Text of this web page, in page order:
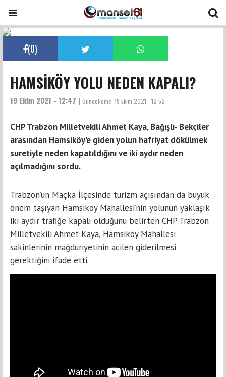
(0)
HAMSİKÖY YOLU NEDEN KAPALI?
19 Ekim 2021 - 12:47 | Güncelleme: 19 Ekim 2021 - 12:52
CHP Trabzon Milletvekili Ahmet Kaya, Bağışlı- Bekçiler
arasından Hamsiköy'e giden yolun hafriyat dökülmek
suretiyle neden kapatıldığını ve iki aydır neden
açılmadığını sordu.
Trabzon’un Maçka İlçesinde turizm açısından da büyük
önem taşıyan Hamsiköy Mahallesi’nin yolunun yaklaşık
iki aydır trafiğe kapalı olduğunu belirten CHP Trabzon
Milletvekili Ahmet Kaya, Hamsiköy Mahallesi
sakinlerinin mağduriyetinin acilen giderilmesi
gerektiğini ifade etti.